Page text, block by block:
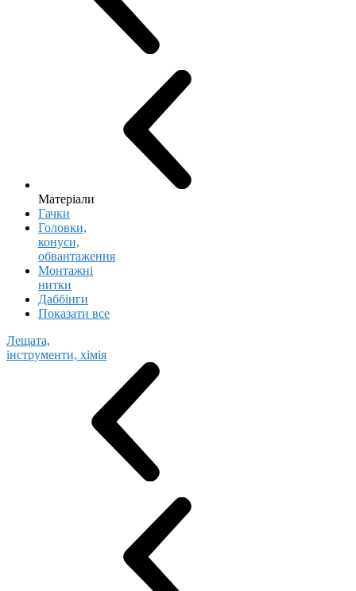
Матеріали
Гачки
Головки,
конуси,
обвантаження
Монтажні
нитки
Даббінги
Показати все
Лещата,
інструменти, хімія